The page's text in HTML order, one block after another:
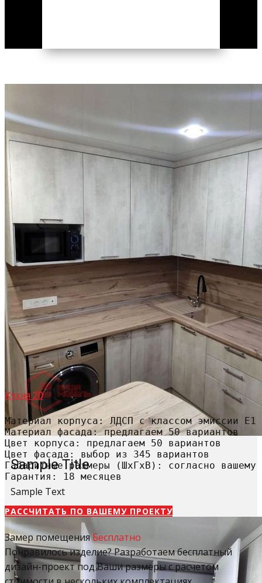
Sample Title
Sample Text
Кухня 20
Материал корпуса: ЛДСП с классом эмиссии Е1
Материал фасада: предлагаем 50 вариантов
Цвет корпуса: предлагаем 50 вариантов
Цвет фасада: выбор из 345 вариантов
Габаритные размеры (ШхГхВ): согласно вашему
Гарантия: 18 месяцев
РАССЧИТАТЬ​ ПО ВАШЕМУ ПРОЕКТУ
Замер помещенияБесплатно
Понравилось изделие? Разработаем бесплатный
дизайн-проект под Ваши размеры с расчетом